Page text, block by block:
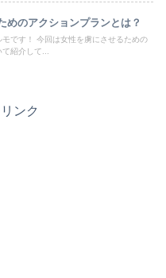
めのアクションプランとは？
です！ 今回は女性を虜にさせるための
て紹介して...
ンク